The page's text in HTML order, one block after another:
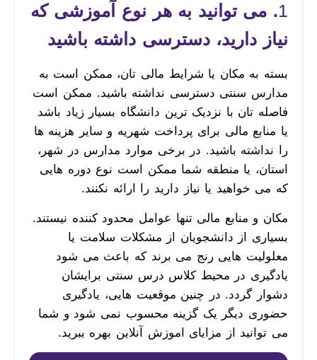
1. می ­توانید به هر نوع آموزشی که
نیاز دارید، دسترسی داشته باشید
بسته به مکان یا شرایط مالی ­تان، ممکن است به
مدارس سنتی دسترسی نداشته باشید. ممکن است
فاصله­ تان با نزدیک ­ترین دانشگاه بسیار زیاد باشد
یا منابع مالی برای پرداخت شهریه و سایر هزینه ­ها
را نداشته باشید. در برخی موارد مدارس در شهر،
استان، یا منطقه شما ممکن است نوع دوره ­هایی
که می ­خواهید یا نیاز دارید را ارائه نکنند.
مکان و منابع مالی تنها عوامل محدود کننده نیستند.
بسیاری از دانشجویان از مشکلات سلامت یا
معلولیت ­هایی رنج می ­برند که باعث می ­شود
یادگیری در محیط کلاس درس سنتی برایشان
دشوار گردد. در چنین موقعیت ­هایی، یادگیری
حضوری دیگر یک گزینه محسوب نمی­ شود و شما
می توانید از مزایای اموزش آنلاین بهره ببرید.